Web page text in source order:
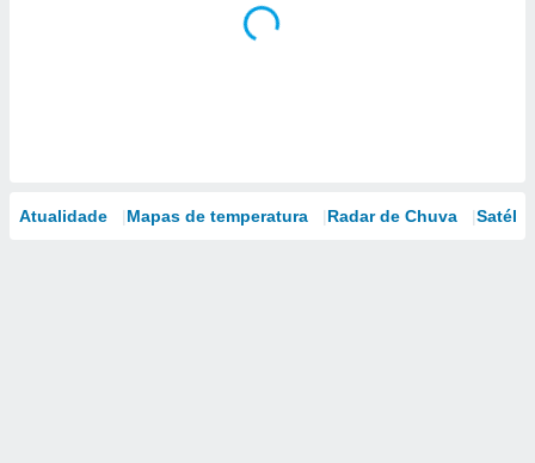
Atualidade Mapas de temperatura Radar de Chuva